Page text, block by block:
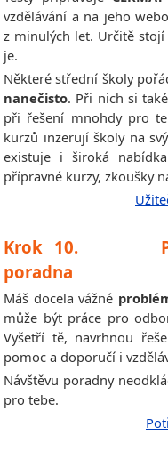
vzdělávání a na jeho
z minulých let. Určitě
je.
Některé střední školy
nanečisto. Při nich si
při řešení mnohdy pro
kurzů inzerují školy na
existuje i široká
přípravné kurzy, zkoušky
Krok 10.
poradna
Máš docela vážné
může být práce pro
Vyšetří tě, navrhnou
pomoc a doporučí i
Návštěvu poradny
pro tebe.